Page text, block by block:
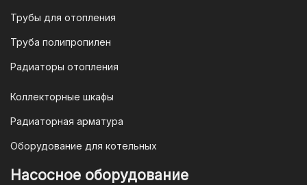
Трубы для отопления
Труба полипропилен
Радиаторы отопления
Коллекторные шкафы
Радиаторная арматура
Оборудование для котельных
Насосное оборудование